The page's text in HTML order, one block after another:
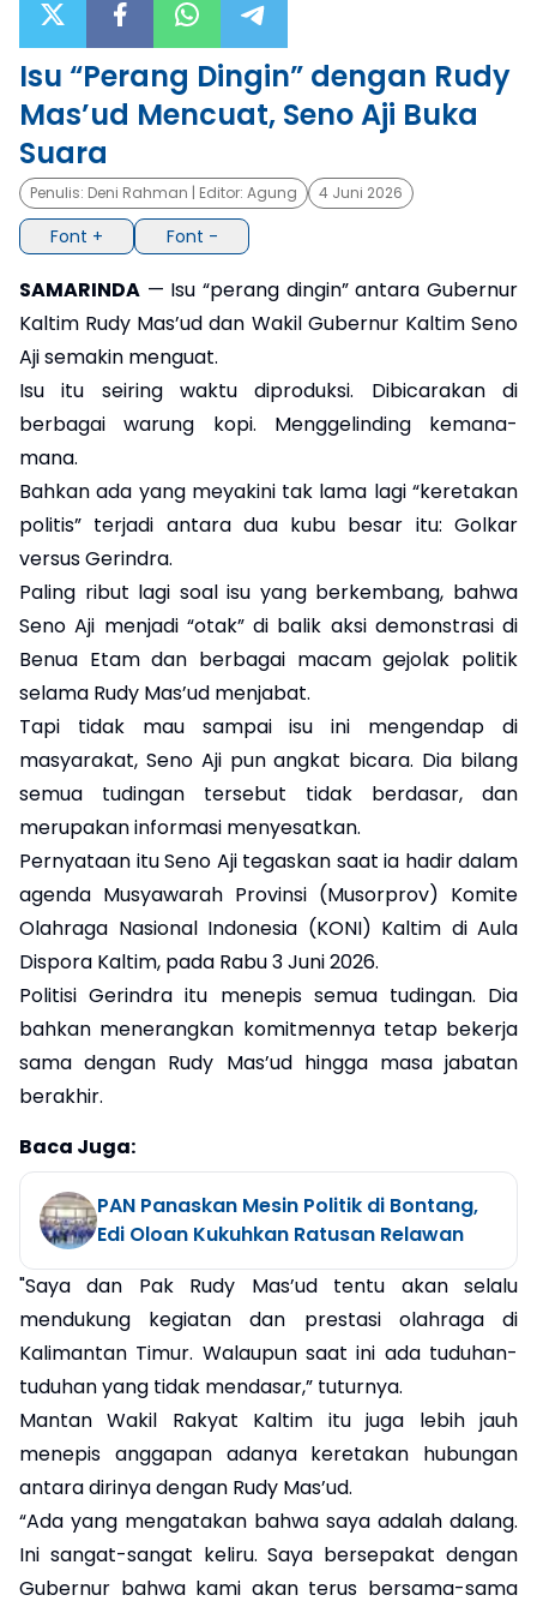
×
Isu “Perang Dingin” dengan Rudy
Mas’ud Mencuat, Seno Aji Buka
Suara
Penulis: Deni Rahman | Editor: Agung 4 Juni 2026
Font + Font -
SAMARINDA — Isu “perang dingin” antara Gubernur
Kaltim Rudy Mas’ud dan Wakil Gubernur Kaltim Seno
Aji semakin menguat.
Isu itu seiring waktu diproduksi. Dibicarakan di
berbagai warung kopi. Menggelinding kemana-
mana.
Bahkan ada yang meyakini tak lama lagi “keretakan
politis” terjadi antara dua kubu besar itu: Golkar
versus Gerindra.
Paling ribut lagi soal isu yang berkembang, bahwa
Seno Aji menjadi “otak” di balik aksi demonstrasi di
Benua Etam dan berbagai macam gejolak politik
selama Rudy Mas’ud menjabat.
Tapi tidak mau sampai isu ini mengendap di
masyarakat, Seno Aji pun angkat bicara. Dia bilang
semua tudingan tersebut tidak berdasar, dan
merupakan informasi menyesatkan.
Pernyataan itu Seno Aji tegaskan saat ia hadir dalam
agenda Musyawarah Provinsi (Musorprov) Komite
Olahraga Nasional Indonesia (KONI) Kaltim di Aula
Dispora Kaltim, pada Rabu 3 Juni 2026.
Politisi Gerindra itu menepis semua tudingan. Dia
bahkan menerangkan komitmennya tetap bekerja
sama dengan Rudy Mas’ud hingga masa jabatan
berakhir.
Baca Juga:
PAN Panaskan Mesin Politik di Bontang,
Edi Oloan Kukuhkan Ratusan Relawan
"Saya dan Pak Rudy Mas’ud tentu akan selalu
mendukung kegiatan dan prestasi olahraga di
Kalimantan Timur. Walaupun saat ini ada tuduhan-
tuduhan yang tidak mendasar,” tuturnya.
Mantan Wakil Rakyat Kaltim itu juga lebih jauh
menepis anggapan adanya keretakan hubungan
antara dirinya dengan Rudy Mas’ud.
“Ada yang mengatakan bahwa saya adalah dalang.
Ini sangat-sangat keliru. Saya bersepakat dengan
Gubernur bahwa kami akan terus bersama-sama